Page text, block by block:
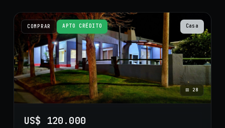
COMPRAR APTO CRÉDITO Casa
⊞ 28
US$ 120.000